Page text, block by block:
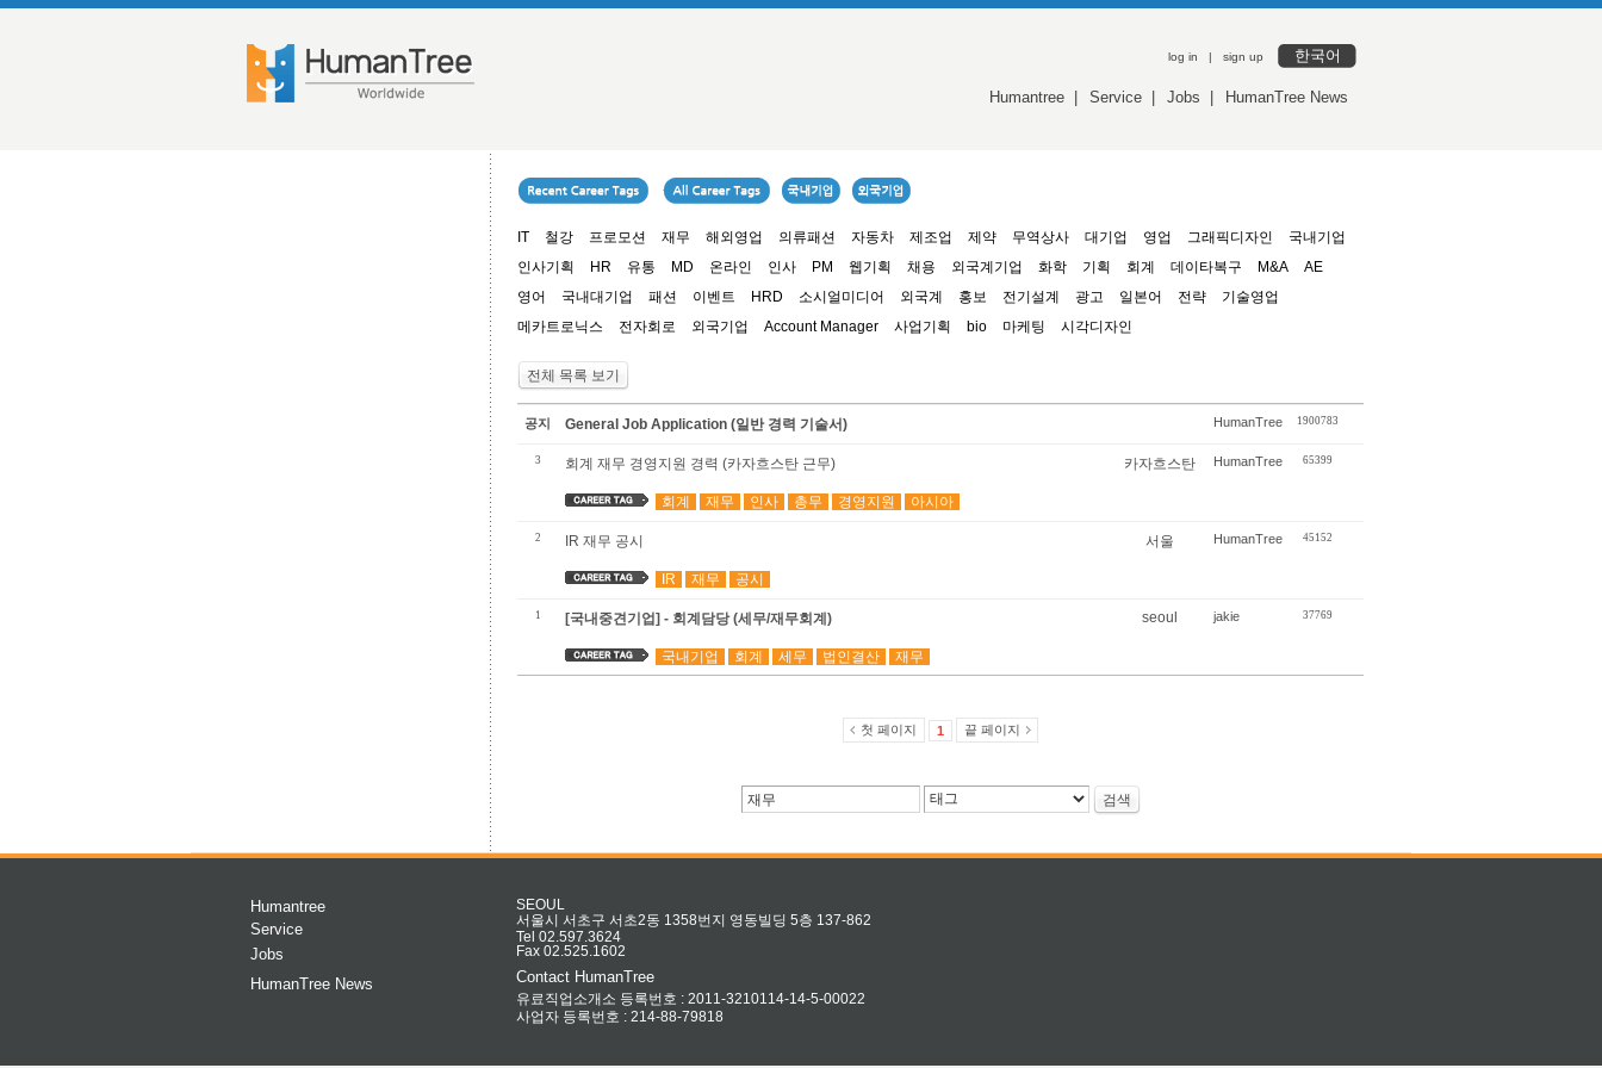
log in | sign up 한국어
Humantree Service Jobs HumanTree News
IT 철강 프로모션 재무 해외영업 의류패션 자동차 제조업 제약 무역상사 대기업 영업 그래픽디자인
국내기업
인사기획
HR 유통 MD 온라인 인사 PM 웹기획 채용 외국계기업 화학 기획 회계 데이타복구 M&A
AE
영어
국내대기업 패션 이벤트 HRD 소시얼미디어 외국계 홍보 전기설계 광고 일본어 전략
기술영업
메카트로닉스
전자회로 외국기업 Account Manager 사업기획 bio 마케팅 시각디자인
전체 목록 보기
공지 General Job Application (일반 경력 기술서) HumanTree 1900783
3 회계 재무 경영지원 경력 (카자흐스탄 근무) 카자흐스탄 HumanTree 65399
회계 재무 인사 총무 경영지원 아시아
2 IR 재무 공시 서울 HumanTree 45152
IR 재무 공시
1 [국내중견기업] - 회계담당 (세무/재무회계) seoul jakie 37769
국내기업 회계 세무 법인결산 재무
첫 페이지 1 끝 페이지
검색
Humantree
Service
Jobs
HumanTree News
SEOUL
서울시 서초구 서초2동 1358번지 영동빌딩 5층 137-862
Tel 02.597.3624
Fax 02.525.1602
Contact HumanTree
유료직업소개소 등록번호 : 2011-3210114-14-5-00022
사업자 등록번호 : 214-88-79818